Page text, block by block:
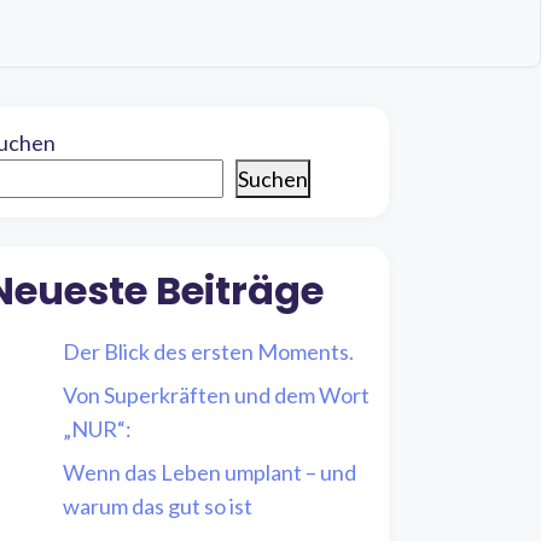
Suchen
Beiträge
Der Blick des ersten Moments.
Von Superkräften und dem Wort
„NUR“:
Wenn das Leben umplant – und
warum das gut so ist